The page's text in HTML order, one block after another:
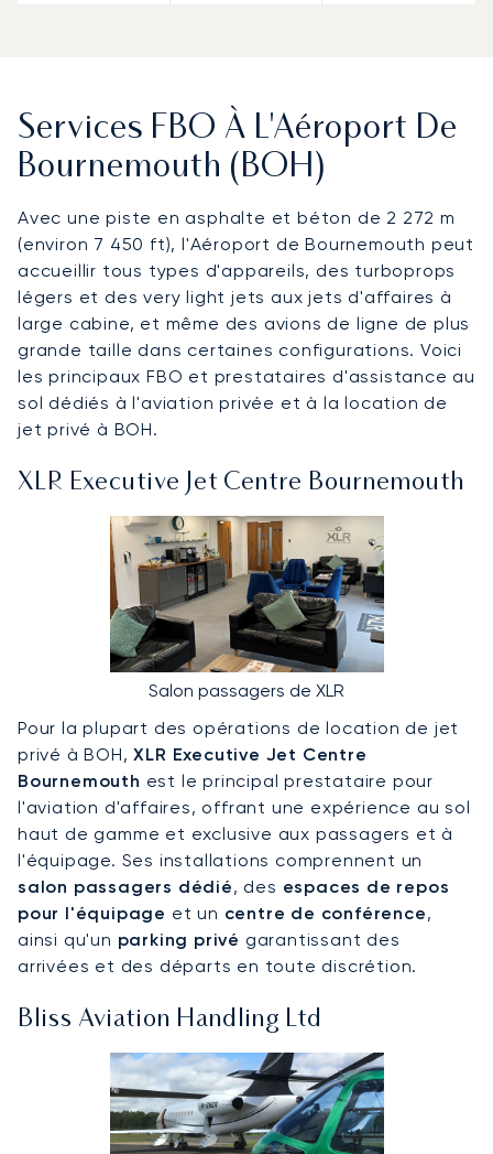
Services FBO À L'Aéroport De
Bournemouth (BOH)
Avec une piste en asphalte et béton de 2 272 m
(environ 7 450 ft), l'Aéroport de Bournemouth peut
accueillir tous types d'appareils, des turboprops
légers et des very light jets aux jets d'affaires à
large cabine, et même des avions de ligne de plus
grande taille dans certaines configurations. Voici
les principaux FBO et prestataires d'assistance au
sol dédiés à l'aviation privée et à la location de
jet privé à BOH.
XLR Executive Jet Centre Bournemouth
Salon passagers de XLR
Pour la plupart des opérations de location de jet
privé à BOH,XLR Executive Jet Centre
Bournemouth est le principal prestataire pour
l'aviation d'affaires, offrant une expérience au sol
haut de gamme et exclusive aux passagers et à
l'équipage. Ses installations comprennent un
salon passagers dédié, des espaces de repos
pour l'équipage et un centre de conférence,
ainsi qu'un parking privé garantissant des
arrivées et des départs en toute discrétion.
Bliss Aviation Handling Ltd